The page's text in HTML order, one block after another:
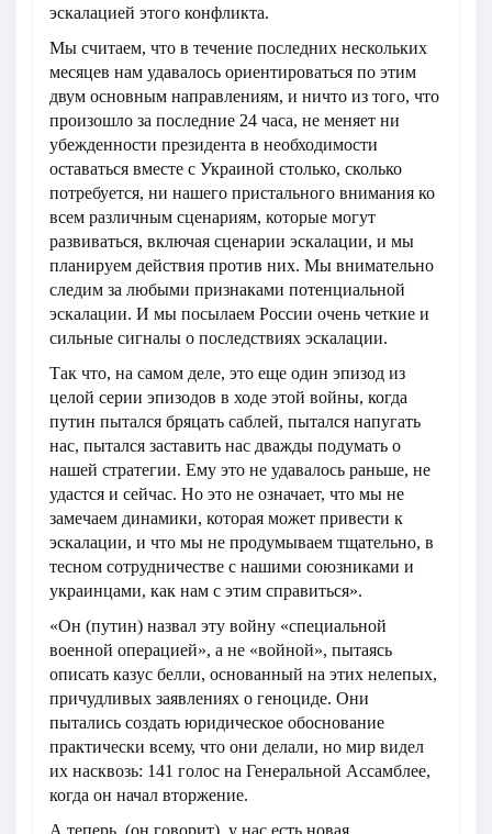
эскалацией этого конфликта.
Мы считаем, что в течение последних нескольких
месяцев нам удавалось ориентироваться по этим
двум основным направлениям, и ничто из того, что
произошло за последние 24 часа, не меняет ни
убежденности президента в необходимости
оставаться вместе с Украиной столько, сколько
потребуется, ни нашего пристального внимания ко
всем различным сценариям, которые могут
развиваться, включая сценарии эскалации, и мы
планируем действия против них. Мы внимательно
следим за любыми признаками потенциальной
эскалации. И мы посылаем России очень четкие и
сильные сигналы о последствиях эскалации.
Так что, на самом деле, это еще один эпизод из
целой серии эпизодов в ходе этой войны, когда
путин пытался бряцать саблей, пытался напугать
нас, пытался заставить нас дважды подумать о
нашей стратегии. Ему это не удавалось раньше, не
удастся и сейчас. Но это не означает, что мы не
замечаем динамики, которая может привести к
эскалации, и что мы не продумываем тщательно, в
тесном сотрудничестве с нашими союзниками и
украинцами, как нам с этим справиться».
«Он (путин) назвал эту войну «специальной
военной операцией», а не «войной», пытаясь
описать казус белли, основанный на этих нелепых,
причудливых заявлениях о геноциде. Они
пытались создать юридическое обоснование
практически всему, что они делали, но мир видел
их насквозь: 141 голос на Генеральной Ассамблее,
когда он начал вторжение.